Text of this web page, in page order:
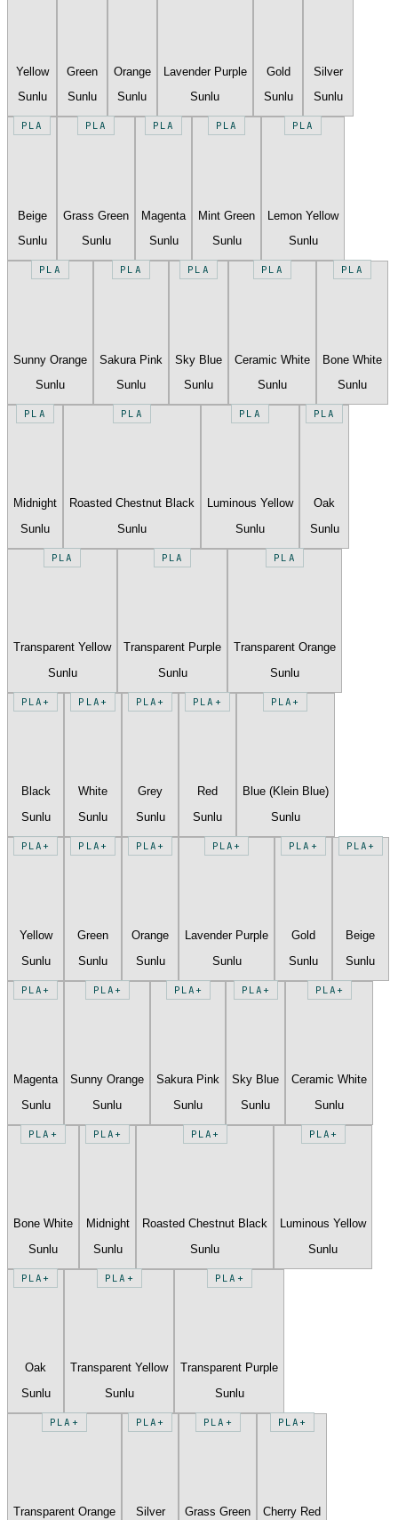
Yellow
Sunlu
Green
Sunlu
Orange
Sunlu
Lavender Purple
Sunlu
Gold
Sunlu
Silver
Sunlu
PLA
Beige
Sunlu
PLA
Grass Green
Sunlu
PLA
Magenta
Sunlu
PLA
Mint Green
Sunlu
PLA
Lemon Yellow
Sunlu
PLA
Sunny Orange
Sunlu
PLA
Sakura Pink
Sunlu
PLA
Sky Blue
Sunlu
PLA
Ceramic White
Sunlu
PLA
Bone White
Sunlu
PLA
Midnight
Sunlu
PLA
Roasted Chestnut Black
Sunlu
PLA
Luminous Yellow
Sunlu
PLA
Oak
Sunlu
PLA
Transparent Yellow
Sunlu
PLA
Transparent Purple
Sunlu
PLA
Transparent Orange
Sunlu
PLA+
Black
Sunlu
PLA+
White
Sunlu
PLA+
Grey
Sunlu
PLA+
Red
Sunlu
PLA+
Blue (Klein Blue)
Sunlu
PLA+
Yellow
Sunlu
PLA+
Green
Sunlu
PLA+
Orange
Sunlu
PLA+
Lavender Purple
Sunlu
PLA+
Gold
Sunlu
PLA+
Beige
Sunlu
PLA+
Magenta
Sunlu
PLA+
Sunny Orange
Sunlu
PLA+
Sakura Pink
Sunlu
PLA+
Sky Blue
Sunlu
PLA+
Ceramic White
Sunlu
PLA+
Bone White
Sunlu
PLA+
Midnight
Sunlu
PLA+
Roasted Chestnut Black
Sunlu
PLA+
Luminous Yellow
Sunlu
PLA+
Oak
Sunlu
PLA+
Transparent Yellow
Sunlu
PLA+
Transparent Purple
Sunlu
PLA+
Transparent Orange
PLA+
Silver
PLA+
Grass Green
PLA+
Cherry Red